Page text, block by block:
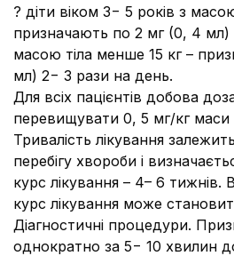
? діти віком 3− 5 років з
призначають по 2 мг (0, 4 мл)
масою тіла менше 15 кг –
мл) 2− 3 рази на день.
Для всіх пацієнтів добова
перевищувати 0, 5 мг/кг маси
Тривалість лікування
перебігу хвороби і
курс лікування – 4– 6
курс лікування може
Діагностичні процедури.
однократно за 5− 10 хвилин